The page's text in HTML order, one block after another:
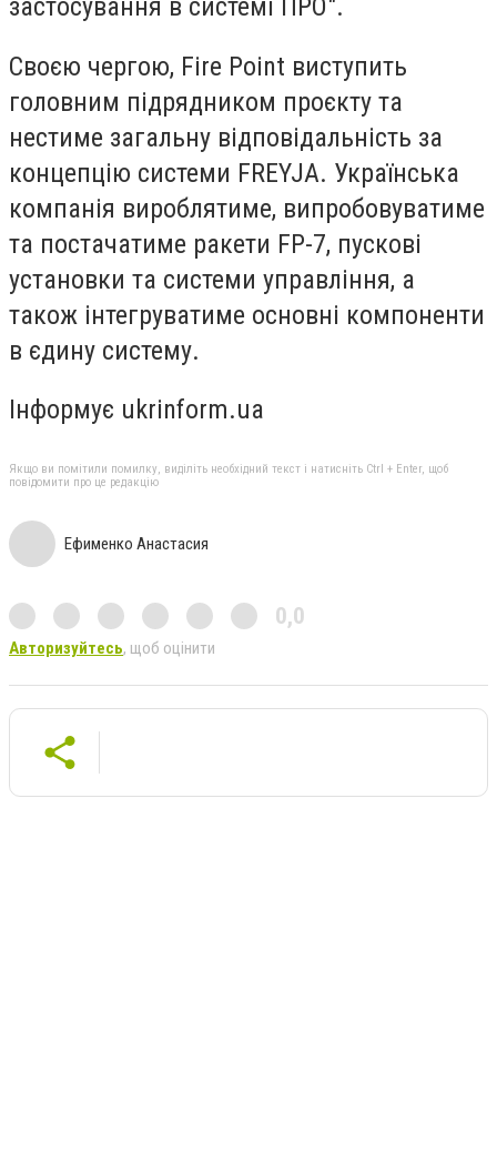
застосування в системі ПРО".
Своєю чергою, Fire Point виступить
головним підрядником проєкту та
нестиме загальну відповідальність за
концепцію системи FREYJA. Українська
компанія вироблятиме, випробовуватиме
та постачатиме ракети FP-7, пускові
установки та системи управління, а
також інтегруватиме основні компоненти
в єдину систему.
Інформує ukrinform.ua
Якщо ви помітили помилку, виділіть необхідний текст і натисніть Ctrl + Enter, щоб
повідомити про це редакцію
Ефименко Анастасия
0,0
Авторизуйтесь, щоб оцінити